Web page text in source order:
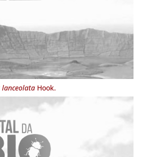
lanceolataHook.